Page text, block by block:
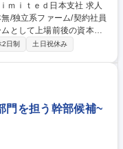
ｔｅｄ日本支社 求人
/独立系ファーム/契約社員
として上場前後の資本市
します。基礎的なバックオ
しての対応で問題ござい
取等の総務業務全般 ■そ
わせて無理なく業務をお任
のペースで業務を進めやす
日制 土日祝休み
門を担う幹部候補~